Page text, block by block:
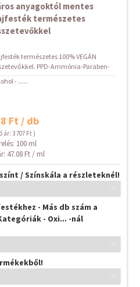
anyagoktól mentes
természetes
természetes 100% VEGÁN
PPD-Ammónia-Paraben-
- ......
Ft / db
ár: 3 707 Ft )
100 ml
47.08 Ft / ml
/ Színskála a részleteknél!
- Más db szám a
- Oxi... -nál